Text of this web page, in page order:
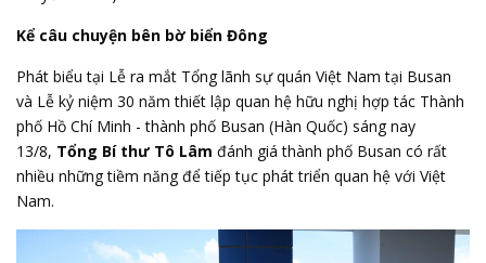
Kể câu chuyện bên bờ biển Đông
Phát biểu tại Lễ ra mắt Tổng lãnh sự quán Việt Nam tại Busan
và Lễ kỷ niệm 30 năm thiết lập quan hệ hữu nghị hợp tác Thành
phố Hồ Chí Minh - thành phố Busan (Hàn Quốc) sáng nay
13/8, Tổng Bí thư Tô Lâm đánh giá thành phố Busan có rất
nhiều những tiềm năng để tiếp tục phát triển quan hệ với Việt
Nam.